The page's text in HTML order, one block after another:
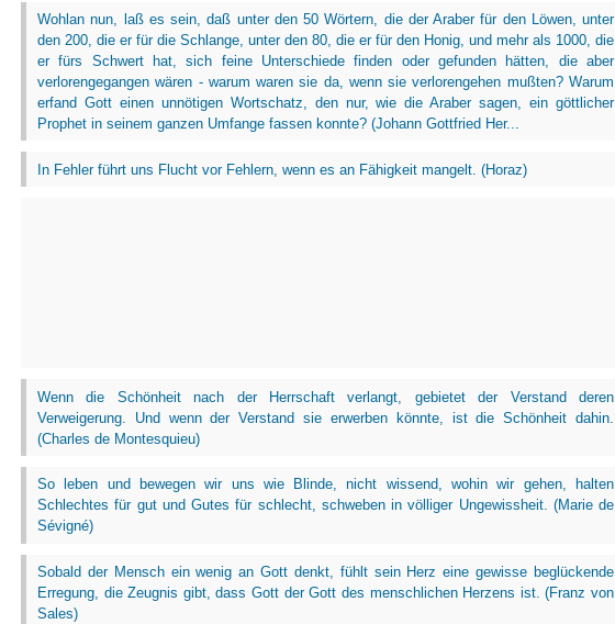
Wohlan nun, laß es sein, daß unter den 50 Wörtern, die der Araber für den Löwen, unter
den 200, die er für die Schlange, unter den 80, die er für den Honig, und mehr als 1000, die
er fürs Schwert hat, sich feine Unterschiede finden oder gefunden hätten, die aber
verlorengegangen wären - warum waren sie da, wenn sie verlorengehen mußten? Warum
erfand Gott einen unnötigen Wortschatz, den nur, wie die Araber sagen, ein göttlicher
Prophet in seinem ganzen Umfange fassen konnte? (Johann Gottfried Her...
In Fehler führt uns Flucht vor Fehlern, wenn es an Fähigkeit mangelt. (Horaz)
Wenn die Schönheit nach der Herrschaft verlangt, gebietet der Verstand deren
Verweigerung. Und wenn der Verstand sie erwerben könnte, ist die Schönheit dahin.
(Charles de Montesquieu)
So leben und bewegen wir uns wie Blinde, nicht wissend, wohin wir gehen, halten
Schlechtes für gut und Gutes für schlecht, schweben in völliger Ungewissheit. (Marie de
Sévigné)
Sobald der Mensch ein wenig an Gott denkt, fühlt sein Herz eine gewisse beglückende
Erregung, die Zeugnis gibt, dass Gott der Gott des menschlichen Herzens ist. (Franz von
Sales)